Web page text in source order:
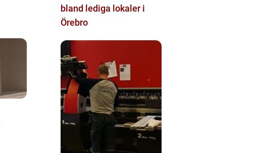
bland lediga lokaler i
Örebro